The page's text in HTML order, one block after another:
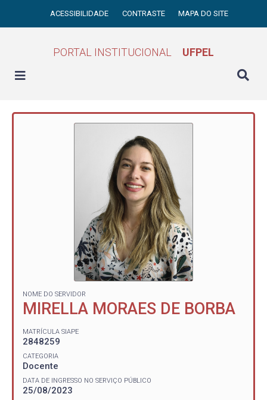
ACESSIBILIDADE CONTRASTE MAPA DO SITE
PORTAL INSTITUCIONAL UFPEL
NOME DO SERVIDOR
MIRELLA MORAES DE BORBA
MATRÍCULA SIAPE
2848259
CATEGORIA
Docente
DATA DE INGRESSO NO SERVIÇO PÚBLICO
25/08/2023